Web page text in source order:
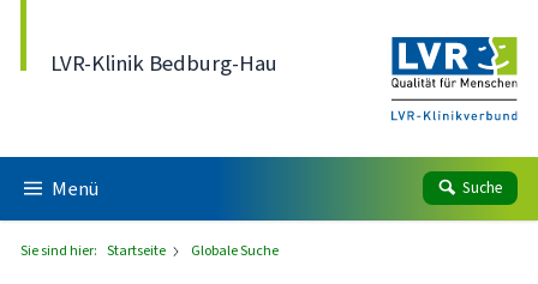
LVR-Klinik Bedburg-Hau
Menü Suche
Sie sind hier: Startseite Globale Suche